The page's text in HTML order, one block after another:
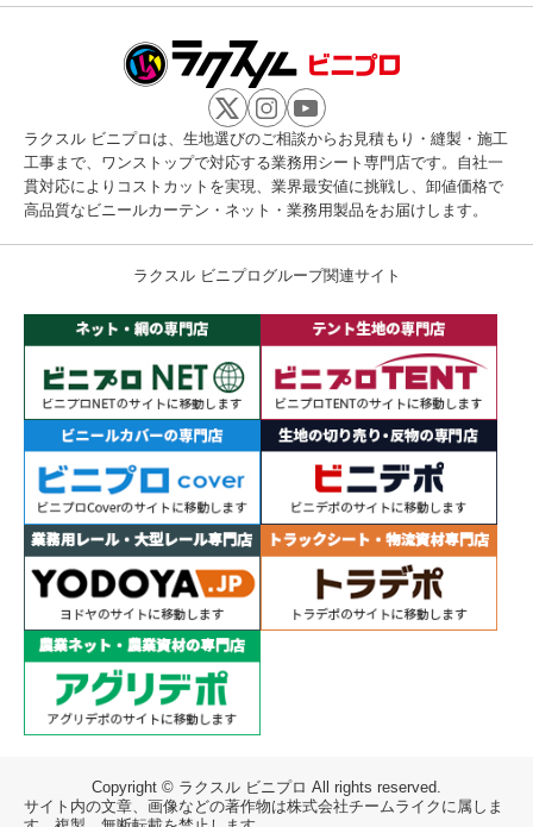
ラクスル ビニプロは、生地選びのご相談からお見積もり・縫製・施工
工事まで、ワンストップで対応する業務用シート専門店です。自社一
貫対応によりコストカットを実現、業界最安値に挑戦し、卸値価格で
高品質なビニールカーテン・ネット・業務用製品をお届けします。
ラクスル ビニプログループ関連サイト
Copyright © ラクスル ビニプロ All rights reserved.
サイト内の文章、画像などの著作物は株式会社チームライクに属しま